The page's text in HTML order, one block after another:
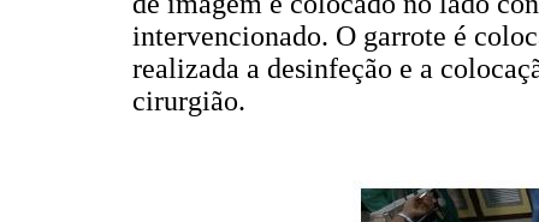
intervencionado. O garrote é
realizada a desinfeção e a
cirurgião.